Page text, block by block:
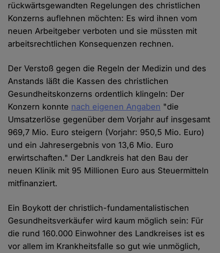
rückwärtsgewandten Regelungen des christlichen
Konzerns auflehnen möchten: Es wird ihnen vom
neuen Arbeitgeber verboten und sie müssten mit
arbeitsrechtlichen Konsequenzen rechnen.
Der Verstoß gegen die Regeln der Medizin und des
Anstands läßt die Kassen des christlichen
Gesundheitskonzerns ordentlich klingeln: Der
Konzern konnte nach eigenen Angaben "die
Umsatzerlöse gegenüber dem Vorjahr auf insgesamt
969,7 Mio. Euro steigern (Vorjahr: 950,5 Mio. Euro)
und ein Jahresergebnis von 13,6 Mio. Euro
erwirtschaften." Der Landkreis hat den Bau der
neuen Klinik mit 95 Millionen Euro aus Steuermitteln
mitfinanziert.
Ein Boykott der christlich-fundamentalistischen
Gesundheitsverkäufer wird kaum möglich sein: Für
die rund 160.000 Einwohner des Landkreises ist es
vor allem im Krankheitsfalle so gut wie unmöglich,